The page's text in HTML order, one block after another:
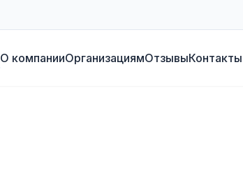
О компанииОрганизациямОтзывыКонтакты